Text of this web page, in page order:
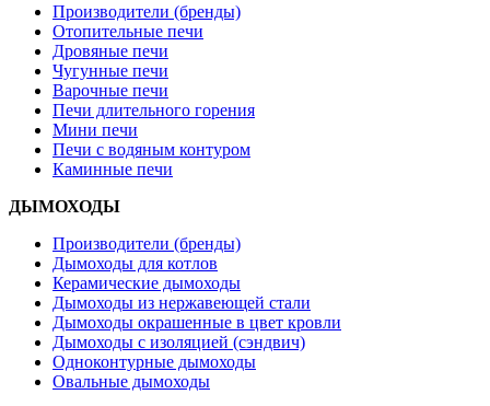
Производители (бренды)
Отопительные печи
Дровяные печи
Чугунные печи
Варочные печи
Печи длительного горения
Мини печи
Печи с водяным контуром
Каминные печи
ДЫМОХОДЫ
Производители (бренды)
Дымоходы для котлов
Керамические дымоходы
Дымоходы из нержавеющей стали
Дымоходы окрашенные в цвет кровли
Дымоходы с изоляцией (сэндвич)
Одноконтурные дымоходы
Овальные дымоходы